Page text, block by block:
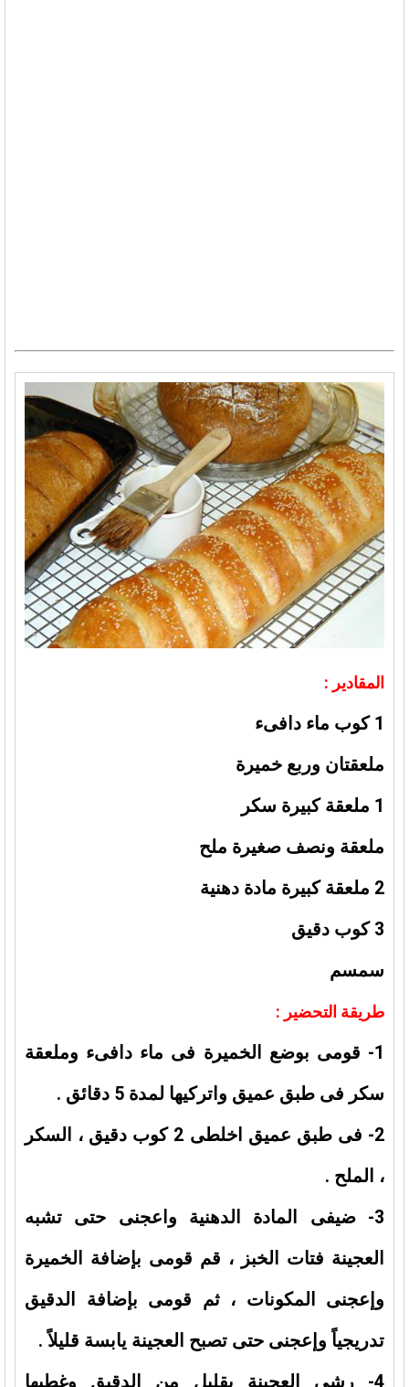
المقادير :
1 كوب ماء دافىء
ملعقتان وربع خميرة
1 ملعقة كبيرة سكر
ملعقة ونصف صغيرة ملح
2 ملعقة كبيرة مادة دهنية
3 كوب دقيق
سمسم
طريقة التحضير :
1- قومى بوضع الخميرة فى ماء دافىء وملعقة
سكر فى طبق عميق واتركيها لمدة 5 دقائق .
2- فى طبق عميق اخلطى 2 كوب دقيق ، السكر
، الملح .
3- ضيفى المادة الدهنية واعجنى حتى تشبه
العجينة فتات الخبز ، قم قومى بإضافة الخميرة
وإعجنى المكونات ، ثم قومى بإضافة الدقيق
تدريجياً وإعجنى حتى تصبح العجينة يابسة قليلاً .
4- رشى العجينة بقليل من الدقيق وغطيها